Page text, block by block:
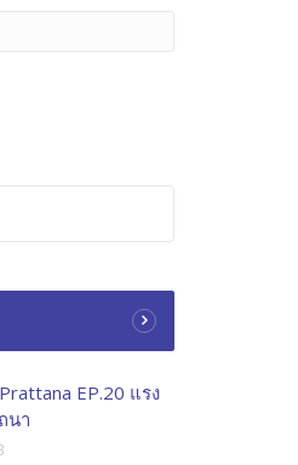
EP.20 แรง
นา